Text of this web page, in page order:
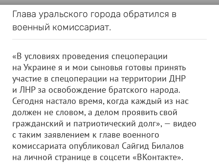
Глава уральского города обратился в
военный комиссариат.
«В условиях проведения спецоперации
на Украине я и мои сыновья готовы принять
участие в спецоперации на территории ДНР
и ЛНР за освобождение братского народа.
Сегодня настало время, когда каждый из нас
должен не словом, а делом проявить свой
гражданский и патриотический долг», — видео
с таким заявлением к главе военного
комиссариата опубликовал Сайгид Билалов
на личной странице в соцсети «ВКонтакте».